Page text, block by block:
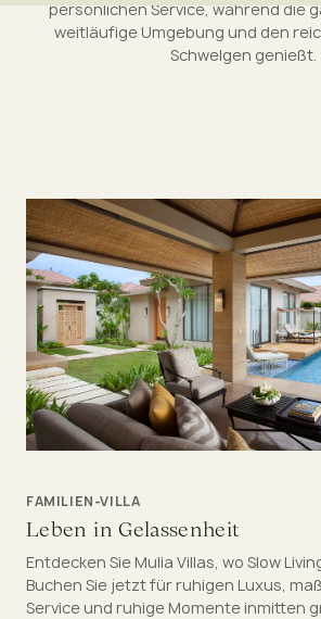
persönlichen Service, während die
weitläufige Umgebung und den
Schwelgen genießt.
FAMILIEN-VILLA
Leben in Gelassenheit
Entdecken Sie Mulia Villas, wo Slow
Buchen Sie jetzt für ruhigen Luxus,
Service und ruhige Momente inmitten